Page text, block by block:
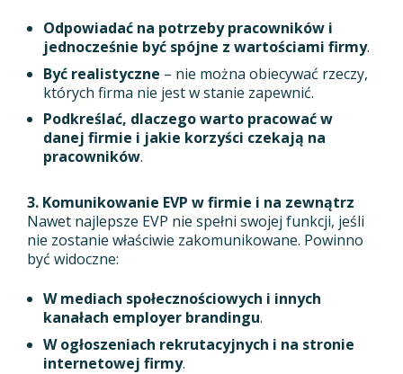
Odpowiadać na potrzeby pracowników i
jednocześnie być spójne z wartościami firmy.
Być realistyczne – nie można obiecywać rzeczy,
których firma nie jest w stanie zapewnić.
Podkreślać, dlaczego warto pracować w
danej firmie i jakie korzyści czekają na
pracowników.
3. Komunikowanie EVP w firmie i na zewnątrz
Nawet najlepsze EVP nie spełni swojej funkcji, jeśli
nie zostanie właściwie zakomunikowane. Powinno
być widoczne:
W mediach społecznościowych i innych
kanałach employer brandingu.
W ogłoszeniach rekrutacyjnych i na stronie
internetowej firmy.